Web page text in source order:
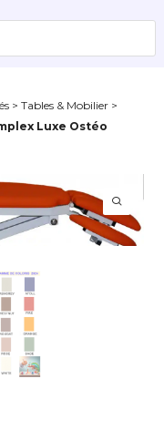
>Tables & Mobilier >
Luxe Ostéo